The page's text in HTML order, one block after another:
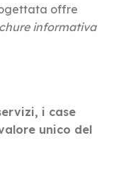
offre
informativa
i case
unico del